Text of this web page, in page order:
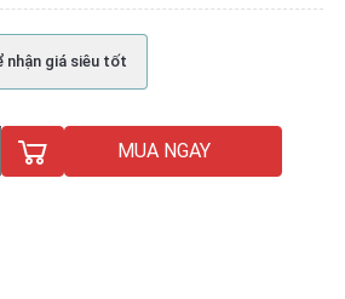
nhận giá siêu tốt
MUA NGAY